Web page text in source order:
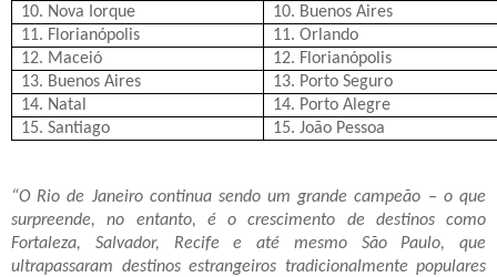
10. Nova Iorque
10. Buenos Aires
11. Florianópolis
11. Orlando
12. Maceió
12. Florianópolis
13. Buenos Aires
13. Porto Seguro
14. Natal
14. Porto Alegre
15. Santiago
15. João Pessoa
“O Rio de Janeiro continua sendo um grande campeão – o que
surpreende, no entanto, é o crescimento de destinos como
Fortaleza, Salvador, Recife e até mesmo São Paulo, que
ultrapassaram destinos estrangeiros tradicionalmente populares